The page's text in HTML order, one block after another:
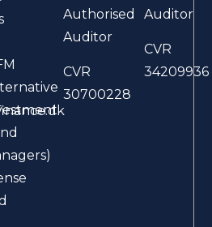
Authorised
Auditor
CVR
30700228
Auditor
CVR
34209936